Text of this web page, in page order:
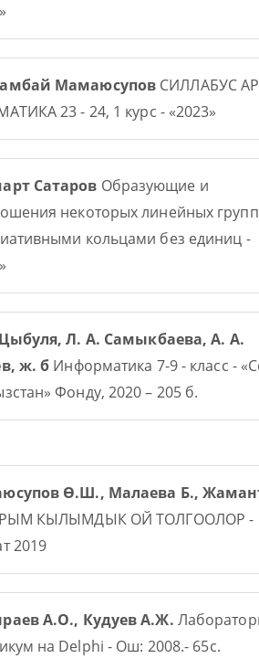
Мамаюсупов СИЛЛАБУС
23 - 24, 1 курс - «2023»
Сатаров Образующие и
некоторых линейных
кольцами без единиц -
Л. А. Самыкбаева, А. А.
ж. б Информатика 7-9 - класс -
Фонду, 2020 – 205 б.
Ө.Ш., Малаева Б.,
КЫЛЫМДЫК ОЙ ТОЛГООЛОР -
2019
А.О., Кудуев А.Ж.
на Delphi - Ош: 2008.- 65с.